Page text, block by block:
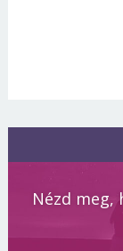
Nézd meg,